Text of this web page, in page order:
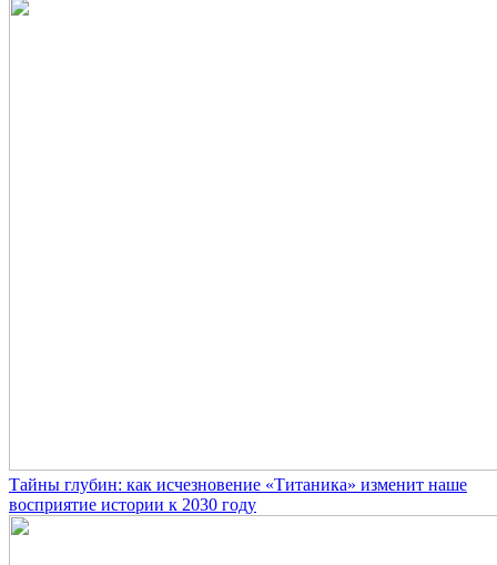
Тайны глубин: как исчезновение «Титаника» изменит наше
восприятие истории к 2030 году